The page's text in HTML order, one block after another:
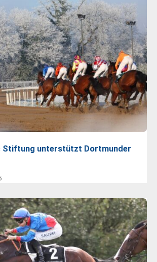
Stiftung unterstützt Dortmunder